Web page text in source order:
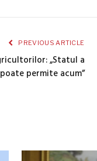
PREVIOUS ARTICLE
„Statul a
permite acum”